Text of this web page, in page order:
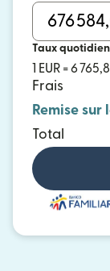
Taux quotidien
1 EUR = 6
Frais
Remise sur
Total